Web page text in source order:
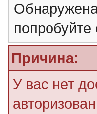
попробуйте
Причина:
У вас нет